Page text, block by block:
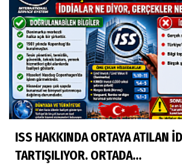
ISS HAKKINDA ORTAYA ATILAN
TARTIŞILIYOR. ORTADA...